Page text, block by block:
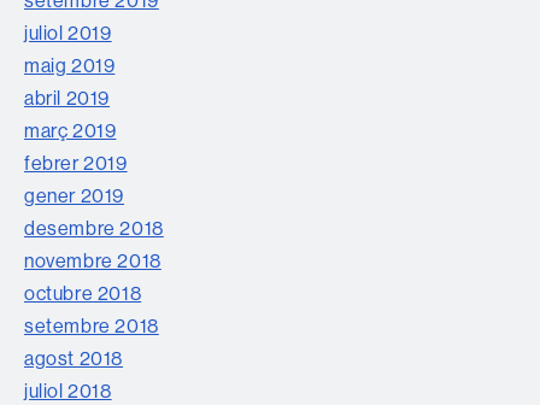
juliol 2019
maig 2019
abril 2019
març 2019
febrer 2019
gener 2019
desembre 2018
novembre 2018
octubre 2018
setembre 2018
agost 2018
juliol 2018